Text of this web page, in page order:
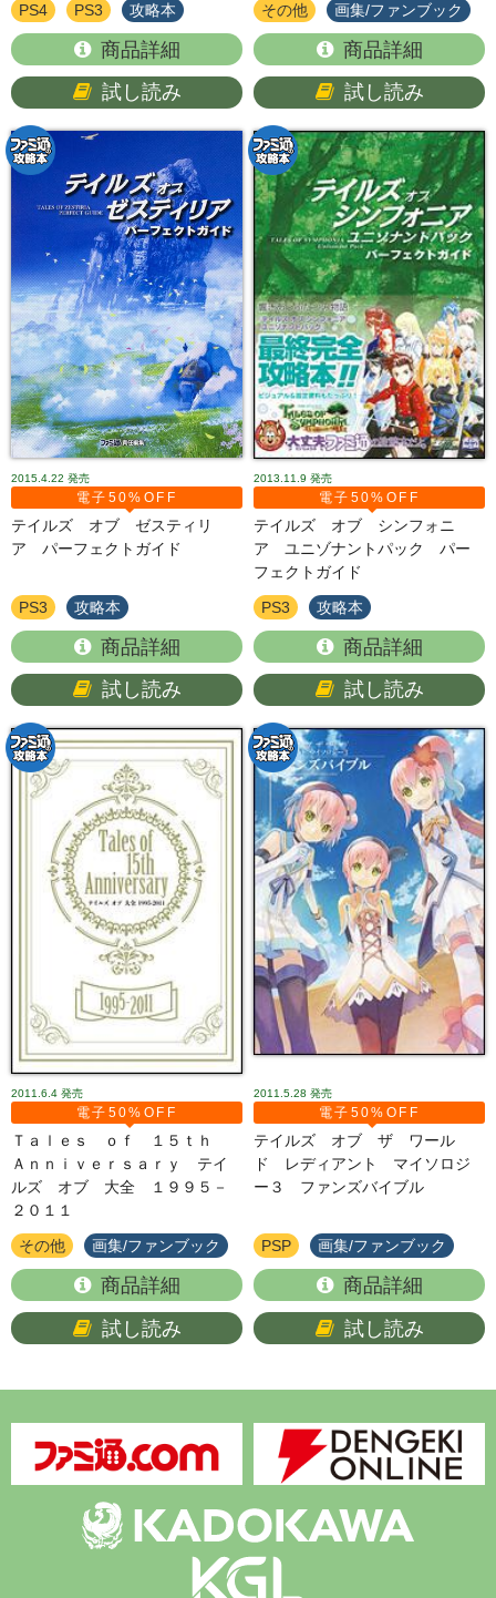
PS4 PS3 攻略本
商品詳細
試し読み
その他 画集/ファンブック
商品詳細
試し読み
2015.4.22 発売
電子50%OFF
テイルズ オブ ゼスティリ
ア パーフェクトガイド
PS3 攻略本
商品詳細
試し読み
2013.11.9 発売
電子50%OFF
テイルズ オブ シンフォニ
ア ユニゾナントパック パー
フェクトガイド
PS3 攻略本
商品詳細
試し読み
2011.6.4 発売
電子50%OFF
Ｔａｌｅｓ ｏｆ １５ｔｈ
Ａｎｎｉｖｅｒｓａｒｙ テイ
ルズ オブ 大全 １９９５－
２０１１
その他 画集/ファンブック
商品詳細
試し読み
2011.5.28 発売
電子50%OFF
テイルズ オブ ザ ワール
ド レディアント マイソロジ
ー３ ファンズバイブル
PSP 画集/ファンブック
商品詳細
試し読み